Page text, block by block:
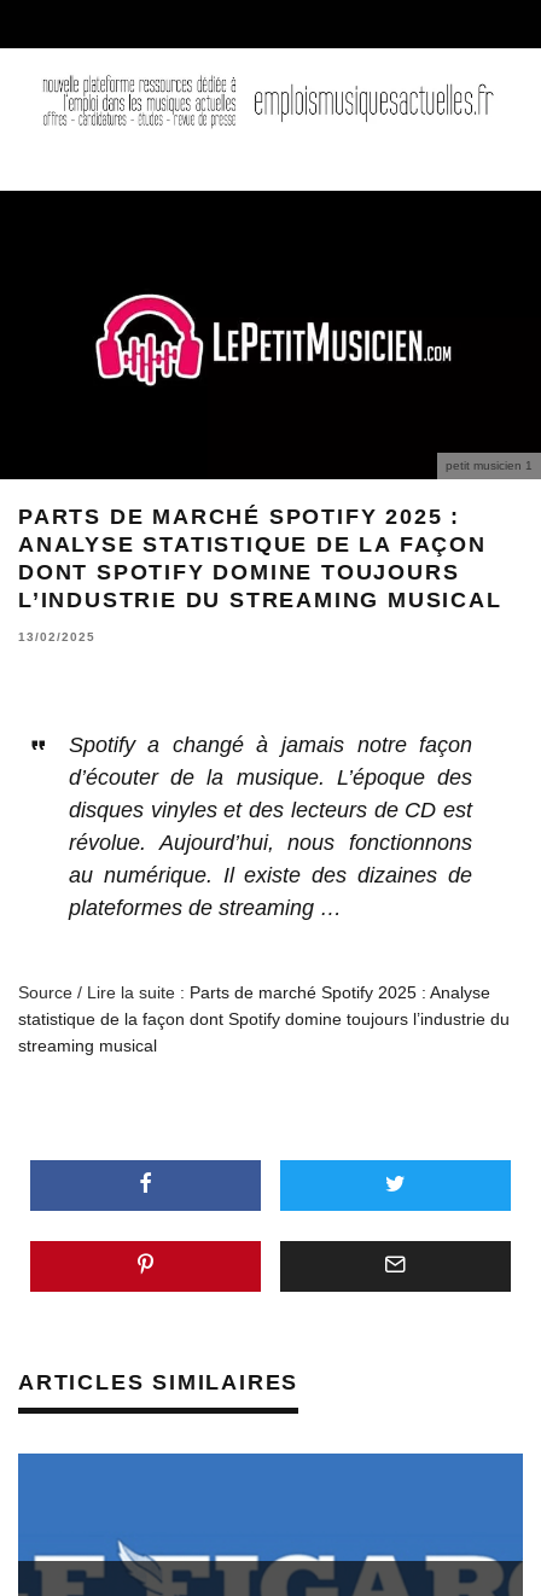
petit musicien 1
PARTS DE MARCHÉ SPOTIFY 2025 :
ANALYSE STATISTIQUE DE LA FAÇON
DONT SPOTIFY DOMINE TOUJOURS
L’INDUSTRIE DU STREAMING MUSICAL
13/02/2025
Spotify a changé à jamais notre façon
d’écouter de la musique. L’époque des
disques vinyles et des lecteurs de CD est
révolue. Aujourd’hui, nous fonctionnons
au numérique. Il existe des dizaines de
plateformes de streaming …
Source / Lire la suite : Parts de marché Spotify 2025 : Analyse
statistique de la façon dont Spotify domine toujours l’industrie du
streaming musical
ARTICLES SIMILAIRES